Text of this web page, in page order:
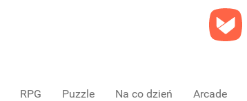
RPG Puzzle Na co dzień Arcade